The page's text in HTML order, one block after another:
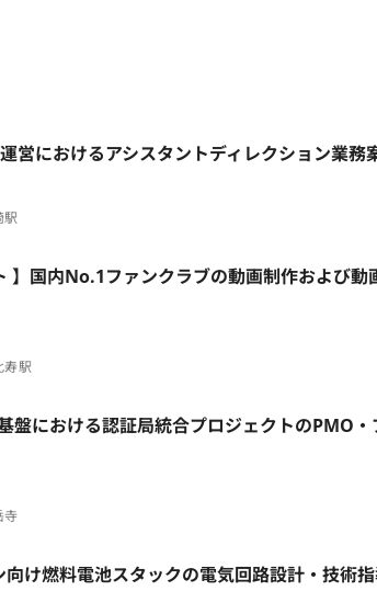
営におけるアシスタントディレクション業務
駅
】国内No.1ファンクラブの動画制作および動
寿駅
盤における認証局統合プロジェクトのPMO・
寺
け燃料電池スタックの電気回路設計・技術